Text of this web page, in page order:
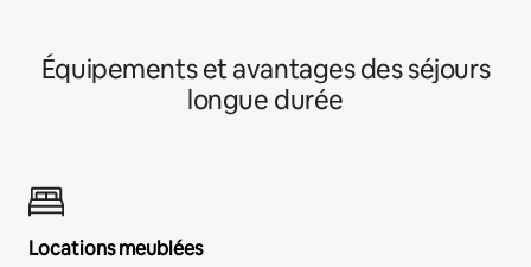
Équipements et avantages des séjours
longue durée
Locations meublées